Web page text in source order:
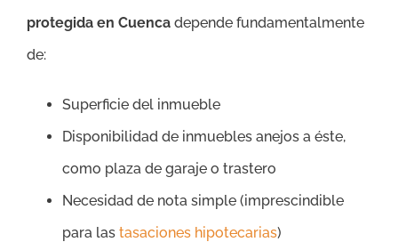
protegida en Cuenca depende fundamentalmente
de:
Superficie del inmueble
Disponibilidad de inmuebles anejos a éste,
como plaza de garaje o trastero
Necesidad de nota simple (imprescindible
para las tasaciones hipotecarias)